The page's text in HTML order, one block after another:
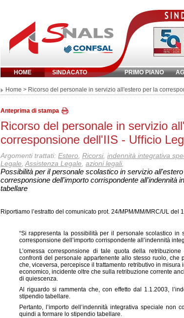
HOME SINDACATO PRIMO PIANO
Inserisci parola chiave:
Home > Ricorso del personale in servizio all'estero per la
Anteprima di stampa
Ricorso del personale in servizio
corresponsione dell'IIS - Ufficio
Argomenti trattati: Estero Ricorsi, indennità integrativa
Legale Assistenza Legale azioni legali,
Possibilità per il personale scolastico in servizio
corresponsione dell'importo corrispondente all'indennità
tabellare
Riportiamo l’estratto del comunicato prot. 24/MPM/MM/MRC/UL
“Si rappresenta la possibilità per il personale scolastico in
corresponsione dell’importo corrispondente all’indennità
L’omessa corresponsione di tale quota della
confronti del personale appartenente allo stesso ruolo, che
che, viceversa, percepisce il trattamento retributivo in
economico, incidente oltre che sulla retribuzione corrente
di quiescenza.
Al riguardo si rammenta che, con effetto dal 1.1.2003,
stipendio tabellare.
Pertanto, l’importo dell’indennità integrativa speciale non
quindi a formare lo stipendio tabellare.